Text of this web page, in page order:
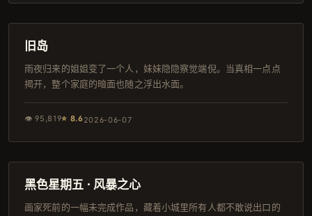
完结
旧岛
雨夜归来的姐姐变了一个人，妹妹隐隐察觉端倪。当真相一点点
揭开，整个家庭的暗面也随之浮出水面。
👁95,819⭐ 8.6 2026-06-07
日本
黑色星期五 · 风暴之心
画家死前的一幅未完成作品，藏着小城里所有人都不敢说出口的